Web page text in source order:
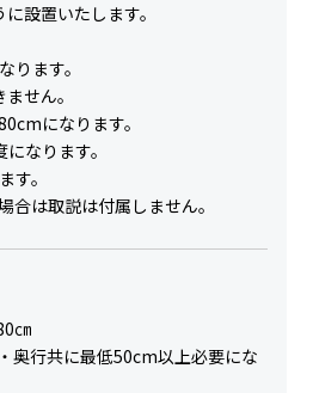
設置いたします。
ります。
せん。
になります。
なります。
す。
合は取説は付属しません。
㎝
奥行共に最低50cm以上必要にな